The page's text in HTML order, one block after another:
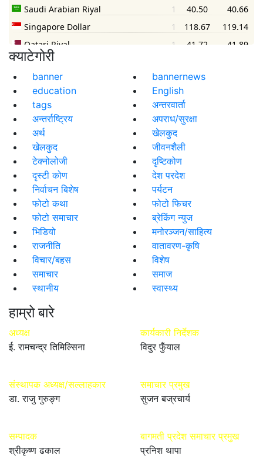
क्याटेगोरी
banner
bannernews
education
English
tags
अन्तरवार्ता
अन्तर्राष्ट्रिय
अपराध/सुरक्षा
अर्थ
खेलकुद
खेलकुद
जीवनशैली
टेक्नोलोजी
दृष्टिकोण
दृस्टी कोण
देश परदेश
निर्वाचन बिशेष
पर्यटन
फोटो कथा
फोटो फिचर
फोटो समाचार
ब्रेकिंग न्युज
भिडियो
मनोरञ्जन/साहित्य
राजनीति
वातावरण-कृषि
विचार/बहस
विशेष
समाचार
समाज
स्थानीय
स्वास्थ्य
हाम्रो बारे
अध्यक्ष
ई. रामचन्द्र तिमिल्सिना
संस्थापक अध्यक्ष/सल्लाहकार
डा. राजु गुरुङ्ग
सम्पादक
श्रीकृष्ण ढकाल
कार्यकारी निर्देशक
विदुर फुँयाल
समाचार प्रमुख
सुजन बज्रचार्य
बागमती प्रदेश समाचार प्रमुख
प्रनिश थापा